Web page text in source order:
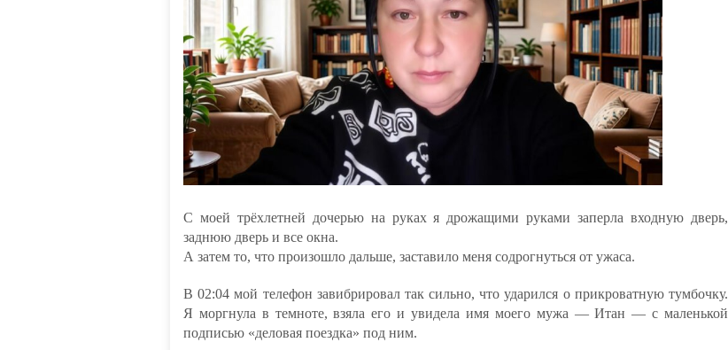
С моей трёхлетней дочерью на руках я дрожащими руками заперла входную дверь,
заднюю дверь и все окна.
А затем то, что произошло дальше, заставило меня содрогнуться от ужаса.
В 02:04 мой телефон завибрировал так сильно, что ударился о прикроватную тумбочку.
Я моргнула в темноте, взяла его и увидела имя моего мужа — Итан — с маленькой
подписью «деловая поездка» под ним.